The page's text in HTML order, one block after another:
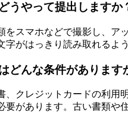
うやって提出しますか
スマホなどで撮影し、
がはっきり読み取れるよ
どんな条件があります
クレジットカードの利
があります。古い書類や